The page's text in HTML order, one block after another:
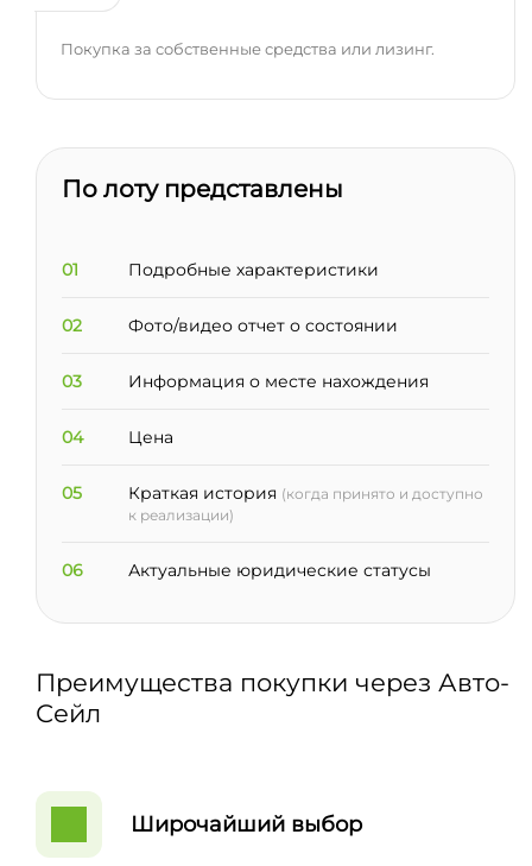
Покупка за собственные средства или лизинг.
По лоту представлены
01 Подробные характеристики
02 Фото/видео отчет о состоянии
03 Информация о месте нахождения
04 Цена
05 Краткая история (когда принято и доступно
к реализации)
06 Актуальные юридические статусы
Преимущества покупки через Авто-
Сейл
Широчайший выбор